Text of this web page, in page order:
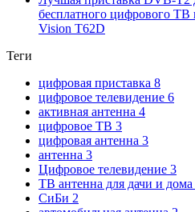
бесплатного цифрового ТВ
Vision T62D
Теги
цифровая приставка 8
цифровое телевидение 6
активная антенна 4
цифровое ТВ 3
цифровая антенна 3
антенна 3
Цифровое телевидение 3
ТВ антенна для дачи и дома
СиБи 2